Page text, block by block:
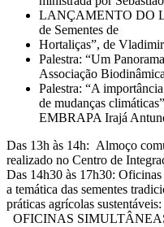
LANÇAMENTO DO
de Sementes de
Hortaliças”, de
Palestra: “Um
Associação
Palestra: “A
de mudanças
EMBRAPA Irajá
Das 13h às 14h: Almoço
realizado no Centro de
Das 14h30 às 17h30:
a temática das sementes
práticas agrícolas sustentáveis:
OFICINAS